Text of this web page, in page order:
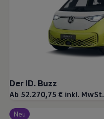
Der ID. Buzz
Ab 52.270,75 € inkl. MwSt.
Neu